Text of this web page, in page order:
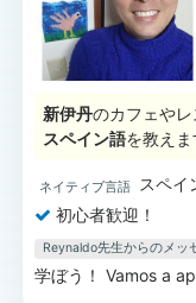
新伊丹のカフェや
スペイン語を教えま
ネイティブ言語 スペイ
初心者歓迎！
Reynaldo先生からのメッ
学ぼう！ Vamos a